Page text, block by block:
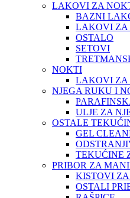
LAKOVI ZA
BAZNI
LAKOVI ZA
OSTALO
SETOVI
NOKTI
LAKOVI ZA
NJEGA RUKU I
ULJE ZA
OSTALE
GEL
TEKUĆINE
PRIBOR ZA
KISTOVI
OSTALI